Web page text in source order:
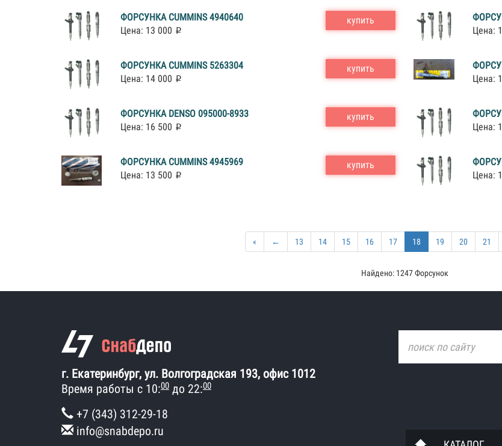
ФОРСУНКА CUMMINS 4940640
Цена: 13 000
купить
Цена:
ФОРСУНКА CUMMINS 5263304
Цена: 14 000
купить
Цена:
ФОРСУНКА DENSO 095000-8933
Цена: 16 500
купить
Цена:
ФОРСУНКА CUMMINS 4945969
Цена: 13 500
купить
Цена:
« ← 13 14 15 16 17 18 19 20 21
Найдено: 1247 Форсунок
г. Екатеринбург, ул. Волгоградская 193, офис 1012
Время работы с 10:00 до 22:00
+7 (343) 312-29-18
info@snabdepo.ru